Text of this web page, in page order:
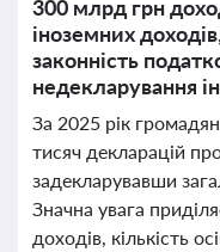
300 млрд грн
іноземних
законність
недекларування
За 2025 рік
тисяч декларацій
задекларувавши
Значна увага
доходів, кількість